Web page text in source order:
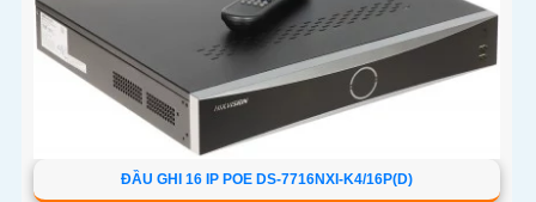
ĐẦU GHI 16 IP POE DS-7716NXI-K4/16P(D)